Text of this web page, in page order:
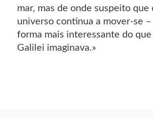
mar, mas de onde suspeito que
universo continua a mover-se –
forma mais interessante do
Galilei imaginava.»